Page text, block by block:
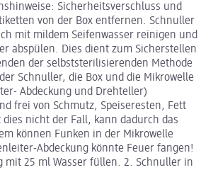
Sicherheitsverschluss und
von der Box entfernen. Schnuller
mit mildem Seifenwasser reinigen und
abspülen. Dies dient zum Sicherstellen
der selbststerilisierenden Methode
Schnuller, die Box und die Mikrowelle
Abdeckung und Drehteller)
frei von Schmutz, Speiseresten, Fett
nicht der Fall, kann dadurch das
können Funken in der Mikrowelle
Abdeckung könnte Feuer fangen!
mit 25 ml Wasser füllen. 2. Schnuller in